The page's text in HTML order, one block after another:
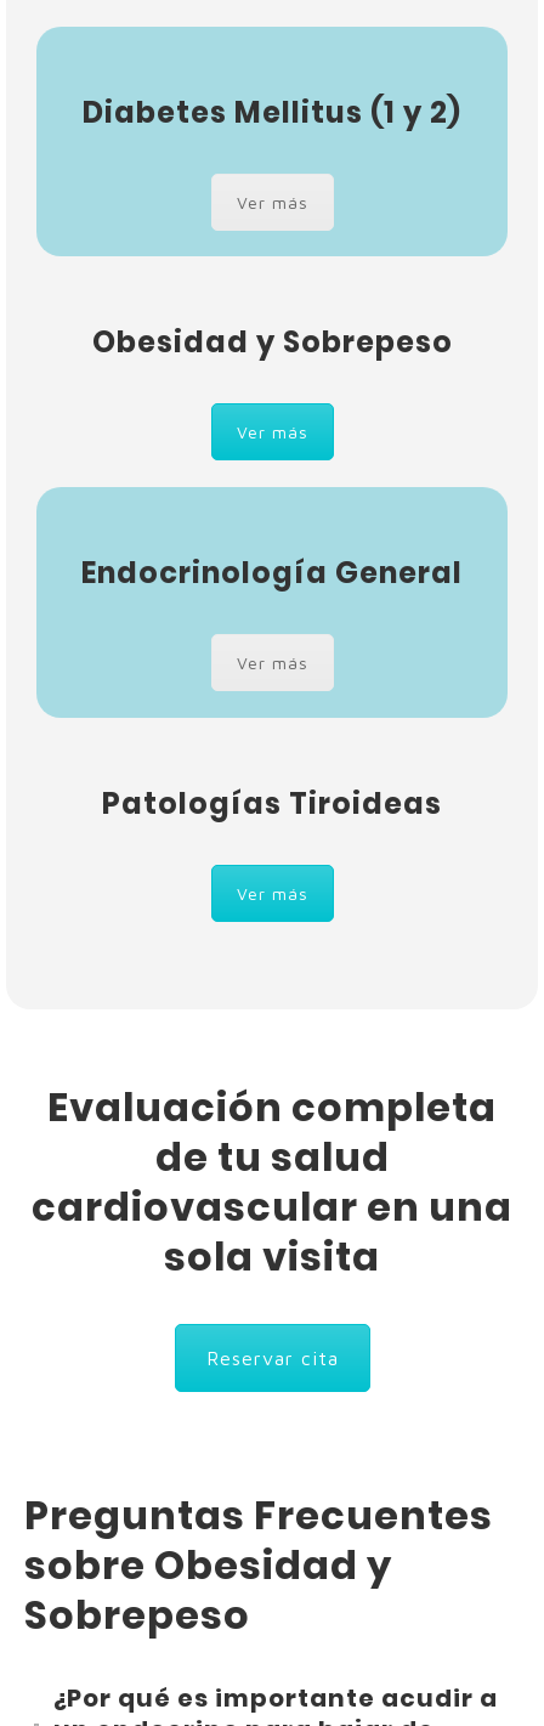
Diabetes Mellitus (1 y 2)
Ver más
Obesidad y Sobrepeso
Ver más
Endocrinología General
Ver más
Patologías Tiroideas
Ver más
Evaluación completa
de tu salud
cardiovascular en una
sola visita
Reservar cita
Preguntas Frecuentes
sobre Obesidad y
Sobrepeso
¿Por qué es importante acudir a